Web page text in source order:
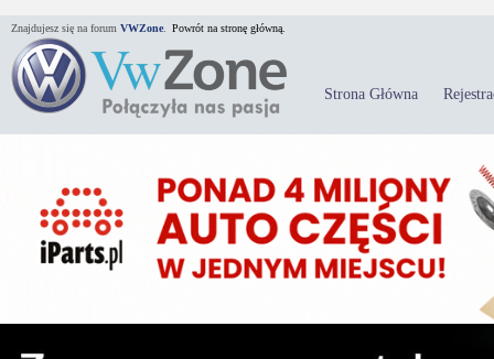
Znajdujesz się na forum VWZone Powrót na stronę główną.
Strona Główna